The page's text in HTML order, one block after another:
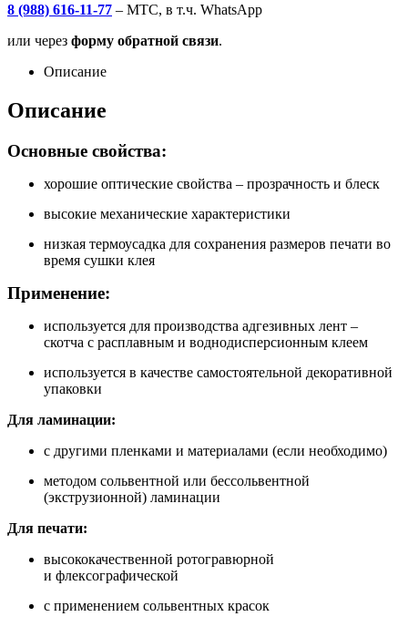
8 (988) 616-11-77 – МТС, в т.ч. WhatsApp
или через форму обратной связи.
Описание
Описание
Основные свойства:
хорошие оптические свойства – прозрачность и блеск
высокие механические характеристики
низкая термоусадка для сохранения размеров печати во
время сушки клея
Применение:
используется для производства адгезивных лент –
скотча с расплавным и воднодисперсионным клеем
используется в качестве самостоятельной декоративной
упаковки
Для ламинации:
с другими пленками и материалами (если необходимо)
методом сольвентной или бессольвентной
(экструзионной) ламинации
Для печати:
высококачественной ротогравюрной
и флексографической
с применением сольвентных красок